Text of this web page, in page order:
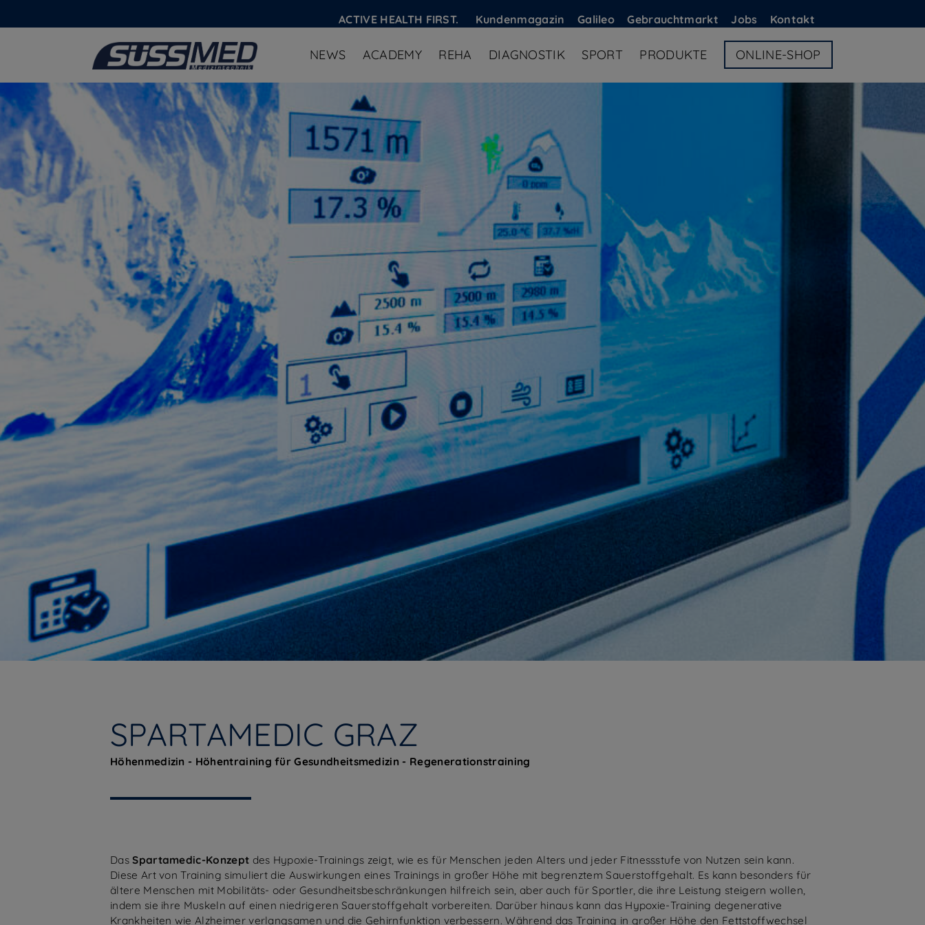
ACTIVE HEALTH FIRST. Kundenmagazin Galileo Gebrauchtmarkt Jobs Kontakt
NEWS ACADEMY REHA DIAGNOSTIK SPORT PRODUKTE ONLINE-SHOP
Das Spartamedic-Konzept des Hypoxie-Trainings.
SPARTAMEDIC GRAZ
Höhenmedizin - Höhentraining für Gesundheitsmedizin - Regenerationstraining
DasSpartamedic-Konzept des Hypoxie-Trainings zeigt, wie es für Menschen jeden Alters und jeder Fitnessstufe von Nutzen sein kann.
Diese Art von Training simuliert die Auswirkungen eines Trainings in großer Höhe mit begrenztem Sauerstoffgehalt. Es kann besonders für
ältere Menschen mit Mobilitäts- oder Gesundheitsbeschränkungen hilfreich sein, aber auch für Sportler, die ihre Leistung steigern wollen,
indem sie ihre Muskeln auf einen niedrigeren Sauerstoffgehalt vorbereiten. Darüber hinaus kann das Hypoxie-Training degenerative
Krankheiten wie Alzheimer verlangsamen und die Gehirnfunktion verbessern. Während das Training in großer Höhe den Fettstoffwechsel